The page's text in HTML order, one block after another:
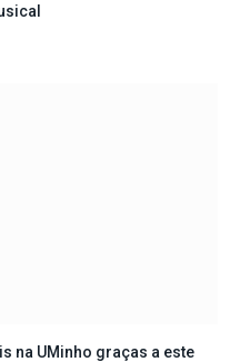
na UMinho graças a este